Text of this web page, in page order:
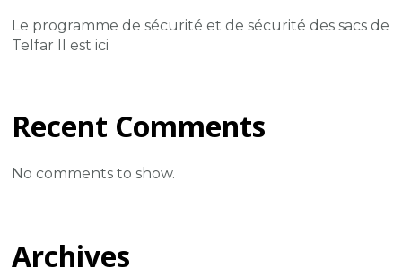
Le programme de sécurité et de sécurité des sacs de
Telfar II est ici
Recent Comments
No comments to show.
Archives